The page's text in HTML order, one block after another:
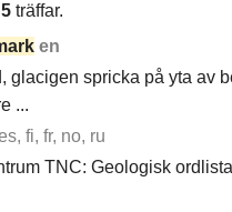
5 träffar.
en
glacigen spricka på yta av
...
fi, fr, no, ru
TNC: Geologisk